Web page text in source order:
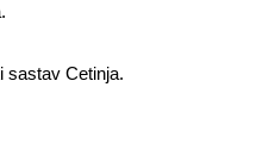
sastav Cetinja.